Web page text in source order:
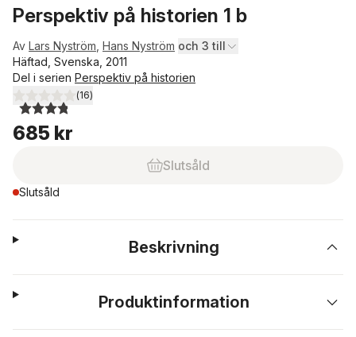
Perspektiv på historien 1 b
Av Lars Nyström Hans Nyström och 3 till
Häftad, Svenska, 2011
Del i serien Perspektiv på historien
3,8utav 5 stjärnor. Totalt antal röster:
(16)
685 kr
Slutsåld
Slutsåld
Beskrivning
Produktinformation